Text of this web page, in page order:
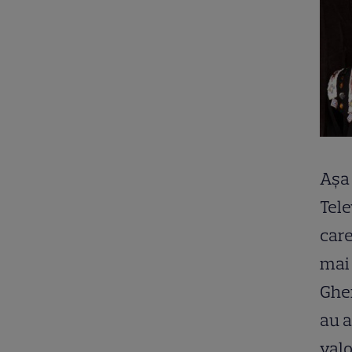
mai
au